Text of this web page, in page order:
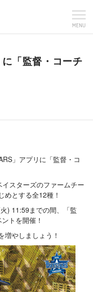
MENU
に「監督・コーチ
」アプリに「監督・コ
スターズのファームチー
めとする全12種！
) 11:59までの間、「監
トを開催！
増やしましょう！